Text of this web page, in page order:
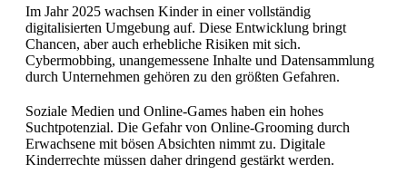
Im Jahr 2025 wachsen Kinder in einer vollständig
digitalisierten Umgebung auf. Diese Entwicklung bringt
Chancen, aber auch erhebliche Risiken mit sich.
Cybermobbing, unangemessene Inhalte und Datensammlung
durch Unternehmen gehören zu den größten Gefahren.
Soziale Medien und Online-Games haben ein hohes
Suchtpotenzial. Die Gefahr von Online-Grooming durch
Erwachsene mit bösen Absichten nimmt zu. Digitale
Kinderrechte müssen daher dringend gestärkt werden.